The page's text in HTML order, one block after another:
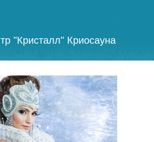
"Кристалл" Криосауна